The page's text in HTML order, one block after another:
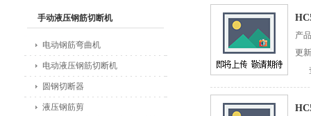
手动液压钢筋切断机
电动钢筋弯曲机
电动液压钢筋切断机
圆钢切断器
液压钢筋剪
产
更